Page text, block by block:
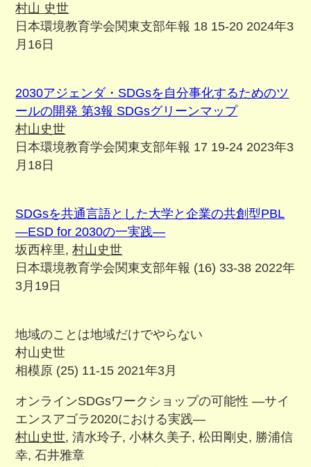
村山 史世
日本環境教育学会関東支部年報 18 15-20 2024年3
月16日
2030アジェンダ・SDGsを自分事化するためのツ
ールの開発 第3報 SDGsグリーンマップ
村山史世
日本環境教育学会関東支部年報 17 19-24 2023年3
月18日
SDGsを共通言語とした大学と企業の共創型PBL
―ESD for 2030の一実践―
坂西梓里,村山史世
日本環境教育学会関東支部年報 (16) 33-38 2022年
3月19日
地域のことは地域だけでやらない
村山史世
相模原 (25) 11-15 2021年3月
オンラインSDGsワークショップの可能性 ―サイ
エンスアゴラ2020における実践―
村山史世, 清水玲子, 小林久美子, 松田剛史, 勝浦信
幸, 石井雅章